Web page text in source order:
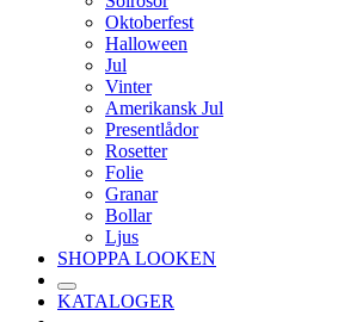
Oktoberfest
Halloween
Jul
Vinter
Amerikansk Jul
Presentlådor
Rosetter
Folie
Granar
Bollar
Ljus
SHOPPA LOOKEN
KATALOGER